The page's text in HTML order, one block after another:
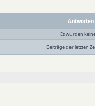
Antworten
Es wurden
Beiträge der letzten